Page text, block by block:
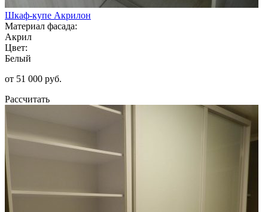
Шкаф-купе Акрилон
Материал фасада:
Акрил
Цвет:
Белый
от 51 000 руб.
Рассчитать